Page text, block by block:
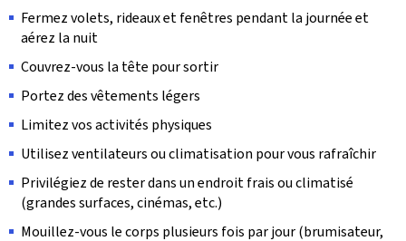
Fermez volets, rideaux et fenêtres pendant la journée et
aérez la nuit
Couvrez-vous la tête pour sortir
Portez des vêtements légers
Limitez vos activités physiques
Utilisez ventilateurs ou climatisation pour vous rafraîchir
Privilégiez de rester dans un endroit frais ou climatisé
(grandes surfaces, cinémas, etc.)
Mouillez-vous le corps plusieurs fois par jour (brumisateur,